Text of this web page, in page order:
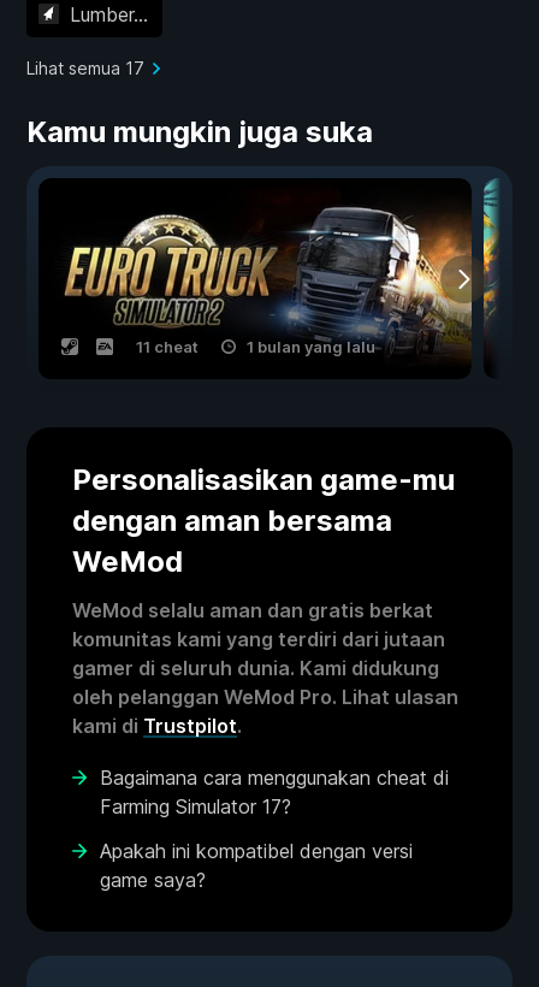
Lumber...
Lihat semua 17
Kamu mungkin juga suka
11 cheat 1 bulan yang lalu
Personalisasikan game-mu
dengan aman bersama
WeMod
WeMod selalu aman dan gratis berkat
komunitas kami yang terdiri dari jutaan
gamer di seluruh dunia. Kami didukung
oleh pelanggan WeMod Pro. Lihat ulasan
kami di Trustpilot.
Bagaimana cara menggunakan cheat di
Farming Simulator 17?
Apakah ini kompatibel dengan versi
game saya?